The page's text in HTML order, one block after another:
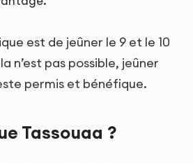
est de jeûner le 9 et le 10
n’est pas possible, jeûner
permis et bénéfique.
Tassouaa ?